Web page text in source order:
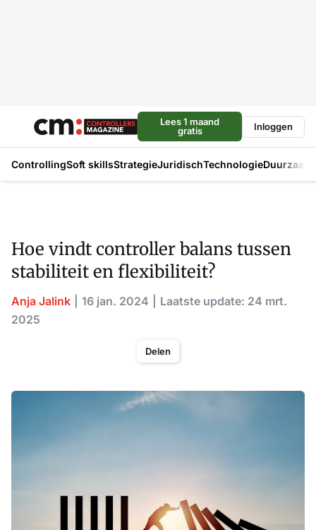
Lees 1 maand
gratis
Inloggen
ControllingSoft skillsStrategieJuridischTechnologie
Hoe vindt controller balans tussen
stabiliteit en flexibiliteit?
Anja Jalink 16 jan. 2024
Laatste update: 24 mrt.
2025
Delen